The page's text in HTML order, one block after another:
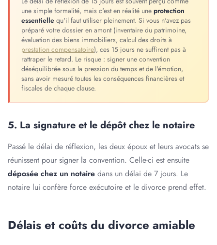
une simple formalité, mais c'est en réalité une protection
essentielle qu'il faut utiliser pleinement. Si vous n'avez pas
préparé votre dossier en amont (inventaire du patrimoine,
évaluation des biens immobiliers, calcul des droits à
prestation compensatoire), ces 15 jours ne suffiront pas à
rattraper le retard. Le risque : signer une convention
déséquilibrée sous la pression du temps et de l'émotion,
sans avoir mesuré toutes les conséquences financières et
fiscales de chaque clause.
5. La signature et le dépôt chez le notaire
Passé le délai de réflexion, les deux époux et leurs avocats se
réunissent pour signer la convention. Celle-ci est ensuite
déposée chez un notaire dans un délai de 7 jours. Le
notaire lui confère force exécutoire et le divorce prend effet.
Délais et coûts du divorce amiable